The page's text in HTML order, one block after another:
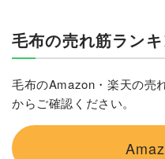
毛布の売れ筋ラン
毛布のAmazon・楽天の売
からご確認ください。